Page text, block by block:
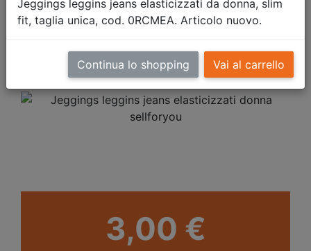
Jeggings leggins jeans elasticizzati da donna, slim
fit, taglia unica, cod. 0RCMEA. Articolo nuovo.
Continua lo shopping Vai al carrello
jeans elasticizzati
donna
3,00 €